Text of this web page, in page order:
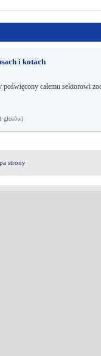
i kotach
całemu sektorowi
głosów)
strony